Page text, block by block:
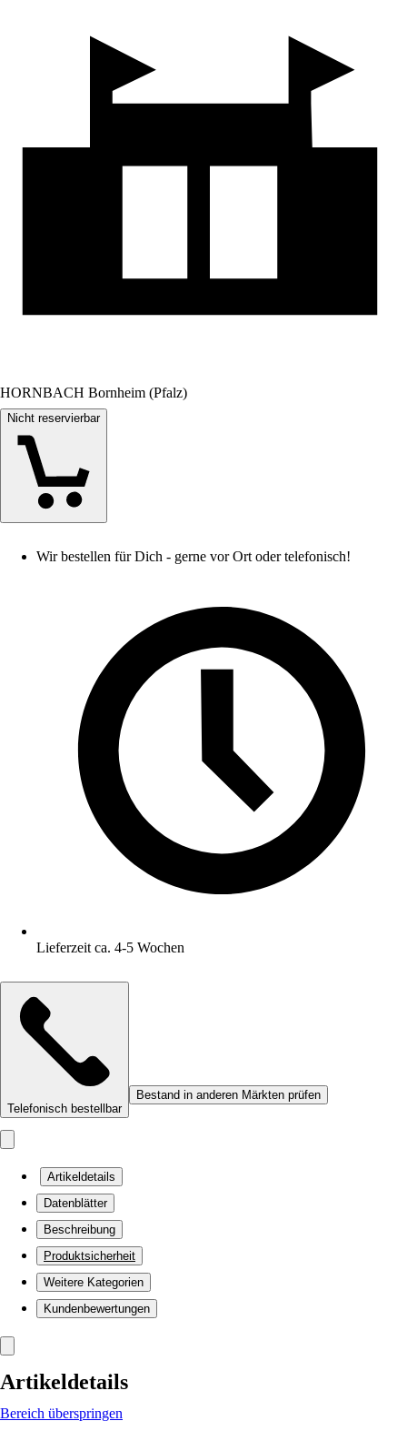
HORNBACH Bornheim (Pfalz)
Nicht reservierbar
Wir bestellen für Dich - gerne vor Ort oder telefonisch!
Lieferzeit ca. 4-5 Wochen
Telefonisch bestellbar
Bestand in anderen Märkten prüfen
Artikeldetails
Datenblätter
Beschreibung
Produktsicherheit
Weitere Kategorien
Kundenbewertungen
Artikeldetails
Bereich überspringen